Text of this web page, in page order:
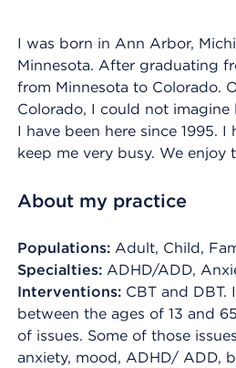
I was born in Ann Arbor,
Minnesota. After graduating
from Minnesota to Colorado.
Colorado, I could not imagine
I have been here since 1995.
keep me very busy. We enjoy
About my practice
Populations: Adult, Child,
Specialties: ADHD/ADD,
Interventions: CBT and DBT.
between the ages of 13 and
of issues. Some of those
anxiety, mood, ADHD/ ADD,